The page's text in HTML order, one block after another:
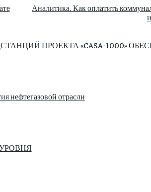
Аналитика. Как оплатить
ПРОЕКТА «CASA-1000»
нефтегазовой отрасли